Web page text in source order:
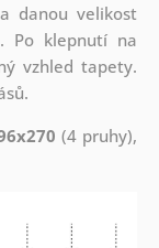
danou velikost
Po klepnutí na
vzhled tapety.
(4 pruhy),